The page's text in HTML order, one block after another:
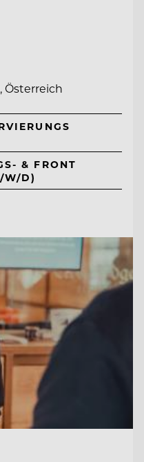
Österreich
& FRONT
W/D)